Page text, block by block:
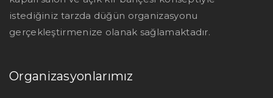
istediğiniz tarzda düğün organizasyonu
gerçekleştirmenize olanak sağlamaktadır.
Organizasyonlarımız